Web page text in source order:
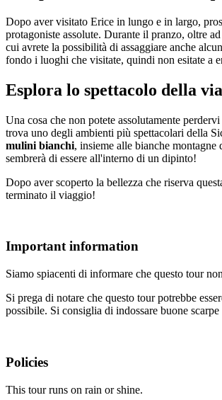
Dopo aver visitato Erice in lungo e in largo,
protagoniste assolute. Durante il pranzo, oltre
cui avrete la possibilità di assaggiare anche
fondo i luoghi che visitate, quindi non esitate a
Esplora lo spettacolo della
Una cosa che non potete assolutamente
trova uno degli ambienti più spettacolari della
mulini bianchi, insieme alle bianche montagne
sembrerà di essere all'interno di un dipinto!
Dopo aver scoperto la bellezza che riserva
terminato il viaggio!
Important information
Siamo spiacenti di informare che questo tour
Si prega di notare che questo tour potrebbe
possibile. Si consiglia di indossare buone
Policies
This tour runs on rain or shine.